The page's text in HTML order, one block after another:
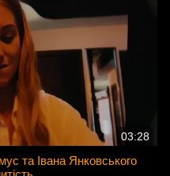
03:28
та Івана Янковського